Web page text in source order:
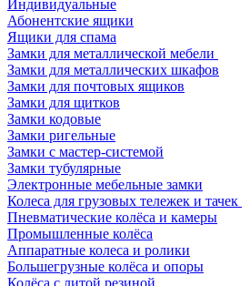
Индивидуальные
Абонентские ящики
Ящики для спама
Замки для металлической мебели
Замки для металлических шкафов
Замки для почтовых ящиков
Замки для щитков
Замки кодовые
Замки ригельные
Замки с мастер-системой
Замки тубулярные
Электронные мебельные замки
Колеса для грузовых тележек и тачек
Пневматические колёса и камеры
Промышленные колёса
Аппаратные колеса и ролики
Большегрузные колёса и опоры
Колёса с литой резиной